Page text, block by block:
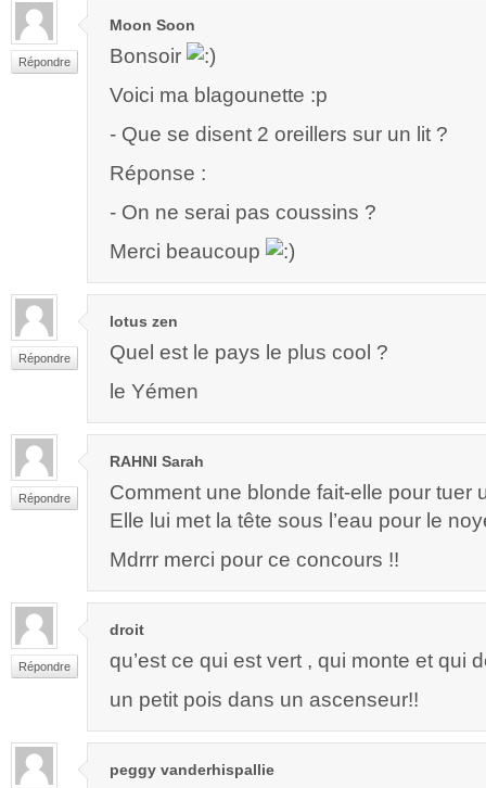
Répondre
Moon Soon
Bonsoir
Voici ma blagounette :p
- Que se disent 2 oreillers sur un lit ?
Réponse :
- On ne serai pas coussins ?
Merci beaucoup
Répondre
lotus zen
Quel est le pays le plus cool ?
le Yémen
Répondre
RAHNI Sarah
Comment une blonde fait-elle pour tuer
Elle lui met la tête sous l’eau pour le
Mdrrr merci pour ce concours !!
Répondre
droit
qu’est ce qui est vert , qui monte et qui
un petit pois dans un ascenseur!!
peggy vanderhispallie